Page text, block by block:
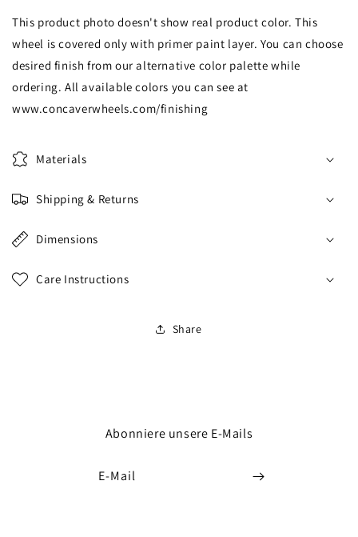
This product photo doesn't show real product color. This
wheel is covered only with primer paint layer. You can choose
desired finish from our alternative color palette while
ordering. All available colors you can see at
www.concaverwheels.com/finishing
Materials
Shipping & Returns
Dimensions
Care Instructions
Share
Abonniere unsere E-Mails
E-Mail